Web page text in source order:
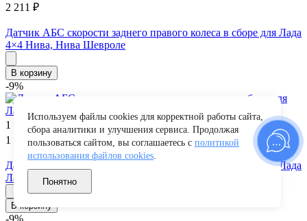
2 211 ₽
Датчик АБС скорости заднего правого колеса в сборе для Лада
4×4 Нива, Нива Шевроле
В корзину
-9%
1 000₽
1 097₽
Датчик АБС скорости заднего правого колеса в сборе для Лада
Ларгус
В корзину
-9%
Используем файлы cookies для корректной работы сайта,
сбора аналитики и улучшения сервиса. Продолжая
пользоваться сайтом, вы соглашаетесь с политикой
использования файлов cookies.
Понятно